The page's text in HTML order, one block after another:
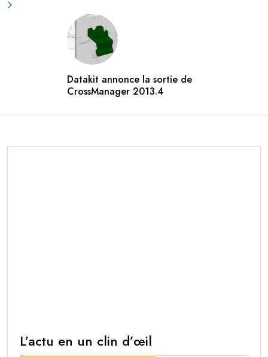
Datakit annonce la sortie de
CrossManager 2013.4
L’actu en un clin d’œil